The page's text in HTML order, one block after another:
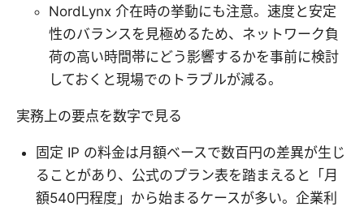
NordLynx 介在時の挙動にも注意。速度と安定
性のバランスを見極めるため、ネットワーク負
荷の高い時間帯にどう影響するかを事前に検討
しておくと現場でのトラブルが減る。
実務上の要点を数字で見る
固定 IP の料金は月額ベースで数百円の差異が生じ
ることがあり、公式のプラン表を踏まえると「月
額540円程度」から始まるケースが多い。企業利